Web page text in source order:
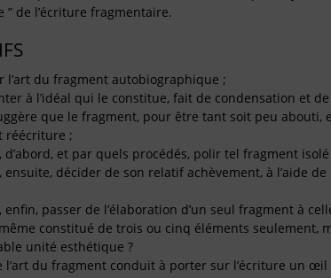
” de l’écriture fragmentaire.
l’art du fragment autobiographique ;
à l’idéal qui le constitue, fait de condensation et
que le fragment, pour être tant soit peu abouti,
réécriture ;
d’abord, et par quels procédés, polir tel fragment isolé
ensuite, décider de son relatif achèvement, à l’aide
enfin, passer de l’élaboration d’un seul fragment à
constitué de trois ou cinq éléments seulement,
unité esthétique ?
l’art du fragment conduit à porter sur l’écriture un